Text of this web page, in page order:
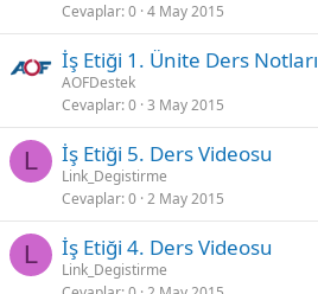
Cevaplar 0 4 May 2015
İş Etiği 1. Ünite Ders Notları
AOFDestek
Cevaplar 0 3 May 2015
L İş Etiği 5. Ders Videosu
Link_Degistirme
Cevaplar 0 2 May 2015
L İş Etiği 4. Ders Videosu
Link_Degistirme